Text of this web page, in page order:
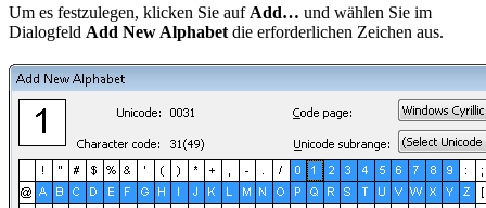
Um es festzulegen, klicken Sie auf Add… und wählen Sie im
Dialogfeld Add New Alphabet die erforderlichen Zeichen aus.